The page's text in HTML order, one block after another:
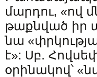
մարդու, «ով
թաքնված իր
նա
է»: Սբ.
օրինակով՝